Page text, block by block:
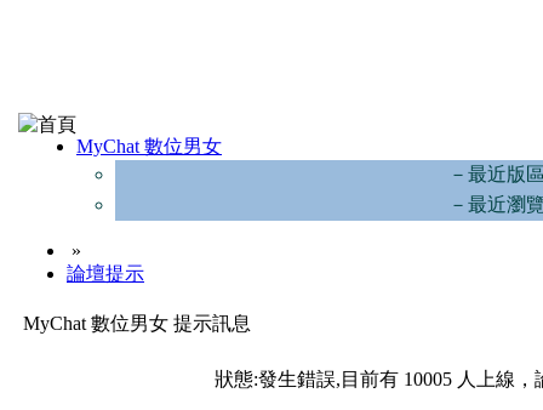
MyChat 數位男女
－最近版
－最近瀏
»
論壇提示
MyChat 數位男女 提示訊息
狀態:發生錯誤,目前有 10005 人上線